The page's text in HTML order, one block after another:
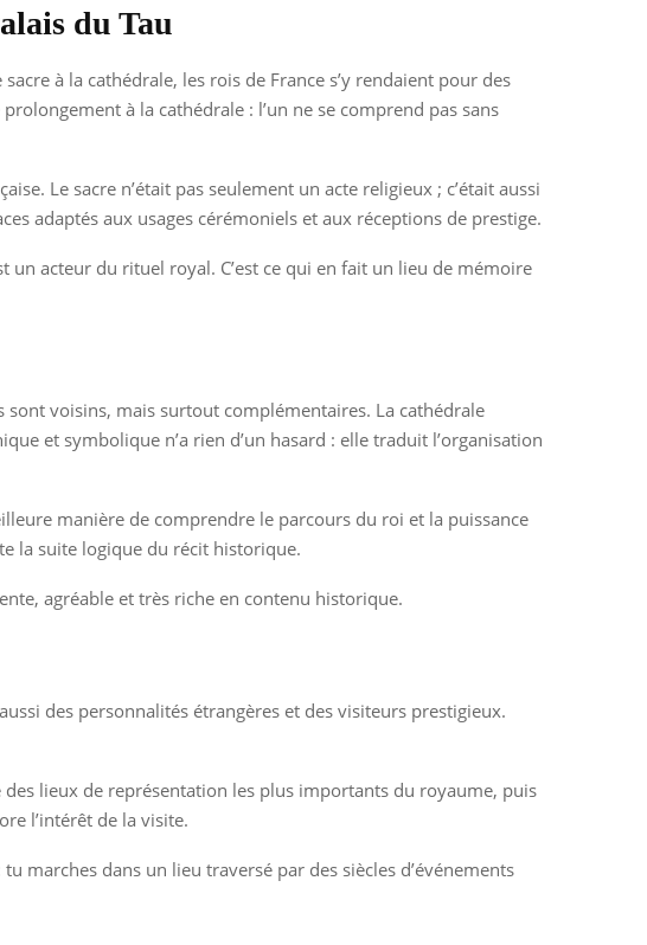
du Tau
sacre à la cathédrale, les rois de France s’y rendaient pour des
à la cathédrale : l’un ne se comprend pas sans
Le sacre n’était pas seulement un acte religieux ; c’était aussi
adaptés aux usages cérémoniels et aux réceptions de prestige.
un acteur du rituel royal. C’est ce qui en fait un lieu de mémoire
sont voisins, mais surtout complémentaires. La cathédrale
et symbolique n’a rien d’un hasard : elle traduit l’organisation
manière de comprendre le parcours du roi et la puissance
la suite logique du récit historique.
agréable et très riche en contenu historique.
des personnalités étrangères et des visiteurs prestigieux.
des lieux de représentation les plus importants du royaume, puis
l’intérêt de la visite.
marches dans un lieu traversé par des siècles d’événements